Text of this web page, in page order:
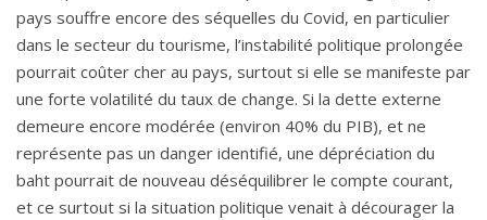
pays souffre encore des séquelles du Covid, en particulier
dans le secteur du tourisme, l’instabilité politique prolongée
pourrait coûter cher au pays, surtout si elle se manifeste par
une forte volatilité du taux de change. Si la dette externe
demeure encore modérée (environ 40% du PIB), et ne
représente pas un danger identifié, une dépréciation du
baht pourrait de nouveau déséquilibrer le compte courant,
et ce surtout si la situation politique venait à décourager la